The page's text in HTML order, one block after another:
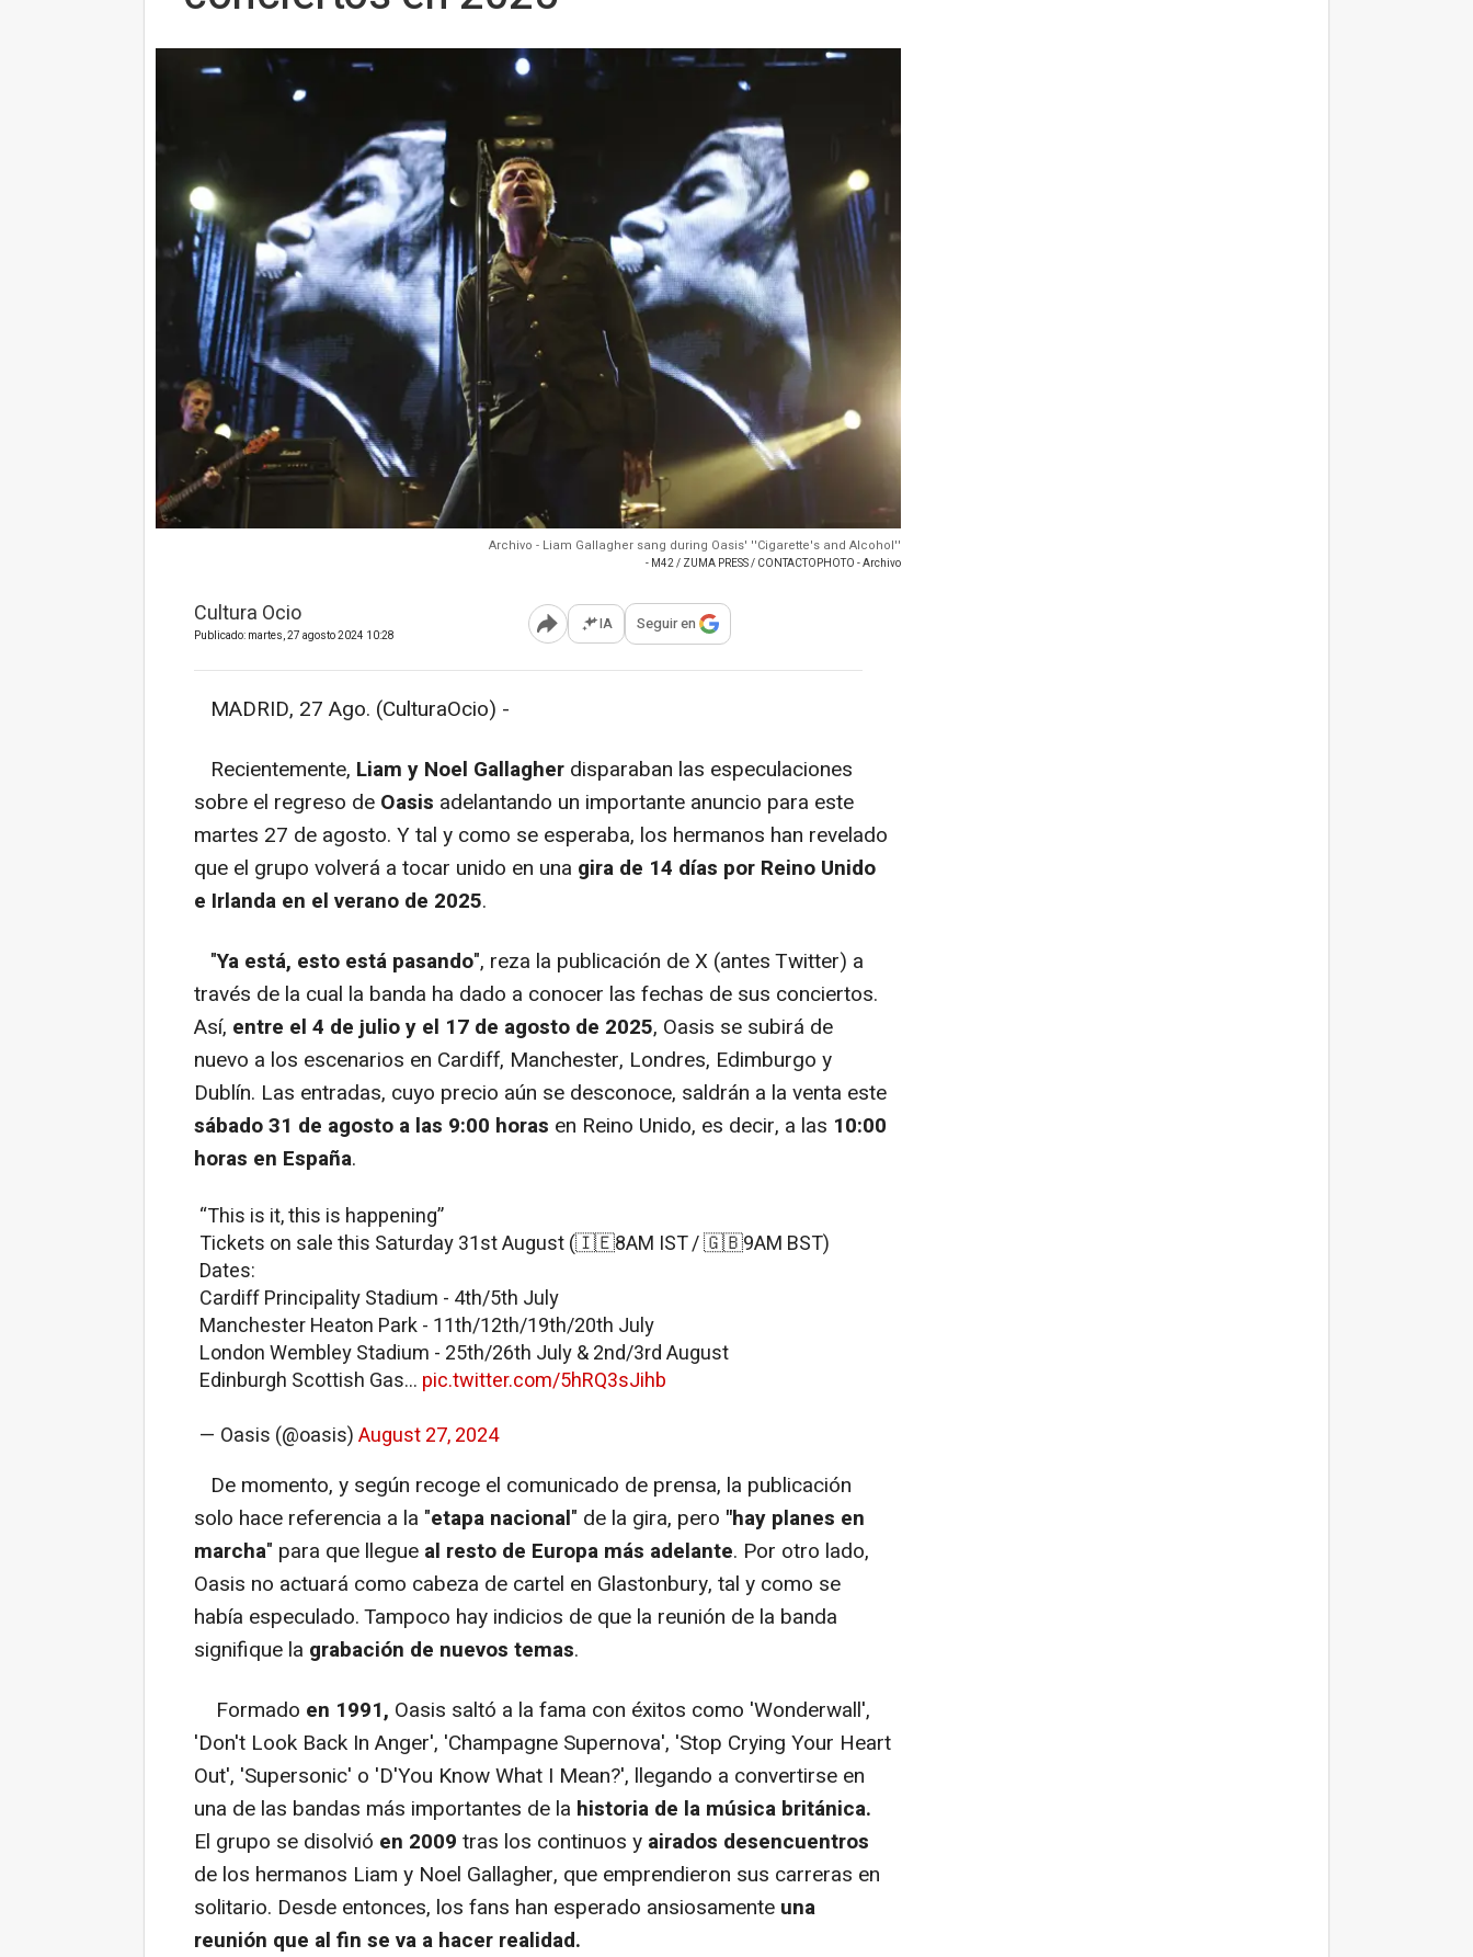
Archivo - Liam Gallagher sang during Oasis' ''Cigarette's and Alcohol''
- M42 / ZUMA PRESS / CONTACTOPHOTO - Archivo
Cultura Ocio
Publicado: martes, 27 agosto 2024 10:28 Abrir opciones para compartir
IA Seguir en
MADRID, 27 Ago. (CulturaOcio) -
Recientemente, Liam y Noel Gallagher disparaban las especulaciones
sobre el regreso de Oasis adelantando un importante anuncio para este
martes 27 de agosto. Y tal y como se esperaba, los hermanos han revelado
que el grupo volverá a tocar unido en una gira de 14 días por Reino Unido
e Irlanda en el verano de 2025.
"Ya está, esto está pasando", reza la publicación de X (antes Twitter) a
través de la cual la banda ha dado a conocer las fechas de sus conciertos.
Así, entre el 4 de julio y el 17 de agosto de 2025, Oasis se subirá de
nuevo a los escenarios en Cardiff, Manchester, Londres, Edimburgo y
Dublín. Las entradas, cuyo precio aún se desconoce, saldrán a la venta este
sábado 31 de agosto a las 9:00 horas en Reino Unido, es decir, a las 10:00
horas en España.
“This is it, this is happening”
Tickets on sale this Saturday 31st August (🇮🇪8AM IST / 🇬🇧9AM BST)
Dates:
Cardiff Principality Stadium - 4th/5th July
Manchester Heaton Park - 11th/12th/19th/20th July
London Wembley Stadium - 25th/26th July & 2nd/3rd August
Edinburgh Scottish Gas… pic.twitter.com/5hRQ3sJihb
— Oasis (@oasis)August 27, 2024
De momento, y según recoge el comunicado de prensa, la publicación
solo hace referencia a la "etapa nacional" de la gira, pero "hay planes en
marcha" para que llegue al resto de Europa más adelante. Por otro lado,
Oasis no actuará como cabeza de cartel en Glastonbury, tal y como se
había especulado. Tampoco hay indicios de que la reunión de la banda
signifique la grabación de nuevos temas.
Formado en 1991, Oasis saltó a la fama con éxitos como 'Wonderwall',
'Don't Look Back In Anger', 'Champagne Supernova', 'Stop Crying Your Heart
Out', 'Supersonic' o 'D'You Know What I Mean?', llegando a convertirse en
una de las bandas más importantes de la historia de la música británica.
El grupo se disolvió en 2009 tras los continuos y airados desencuentros
de los hermanos Liam y Noel Gallagher, que emprendieron sus carreras en
solitario. Desde entonces, los fans han esperado ansiosamente una
reunión que al fin se va a hacer realidad.